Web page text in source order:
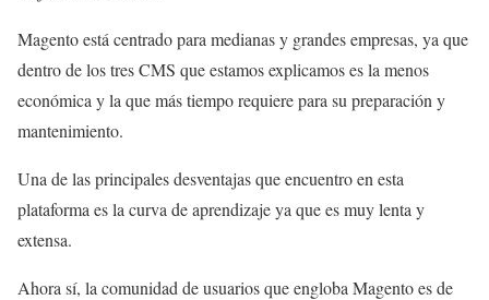
Magento está centrado para medianas y grandes empresas, ya que
dentro de los tres CMS que estamos explicamos es la menos
económica y la que más tiempo requiere para su preparación y
mantenimiento.
Una de las principales desventajas que encuentro en esta
plataforma es la curva de aprendizaje ya que es muy lenta y
extensa.
Ahora sí, la comunidad de usuarios que engloba Magento es de